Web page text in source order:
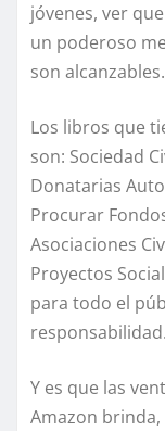
jóvenes, ver
un poderoso
son alcanzables.
Los libros que
son: Sociedad
Donatarias
Procurar
Asociaciones
Proyectos
para todo el
responsabilidad.
Y es que las
Amazon